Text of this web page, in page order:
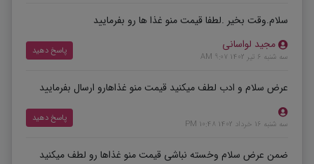
سلام.وقت بخیر .لطفا قیمت منو غذا ها رو بفرمایید
مجید لواسانی
سه شنبه 6 تیر 1402 9:07 AM
پاسخ دهید
عرض سلام و ادب لطف میکنید قیمت منو غذاهارو ارسال بفرمایید
سه شنبه 16 خرداد 1402 10:48 PM
پاسخ دهید
ضمن عرض سلام وخسته نباشی قیمت منو غذاها رو لطف میکنید